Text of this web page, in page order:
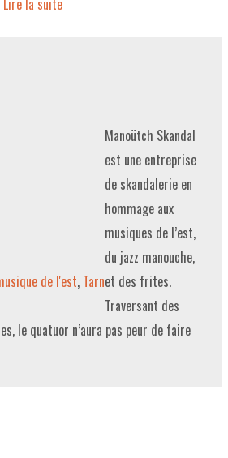
Lire la suite­­
de l'est, Tarn
Manoütch Skandal
est une entreprise
de skandalerie en
hommage aux
musiques de l’est,
du jazz manouche,
et des frites.
Traversant des
le quatuor n’aura pas peur de faire